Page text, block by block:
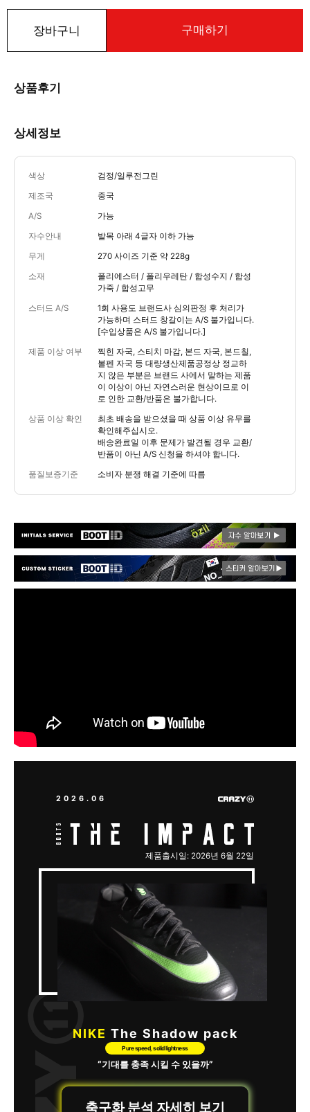
장바구니 구매하기
상품후기
상세정보
색상 검정/일루전그린
제조국 중국
A/S 가능
자수안내 발목 아래 4글자 이하 가능
무게 270 사이즈 기준 약 228g
소재
폴리에스터 / 폴리우레탄 / 합성수지 / 합성
가죽 / 합성고무
스터드 A/S
1회 사용도 브랜드사 심의판정 후 처리가
가능하며 스터드 창갈이는 A/S 불가입니다.
[수입상품은 A/S 불가입니다.]
제품 이상 여부
찍힌 자국, 스티치 마감, 본드 자국, 본드칠,
볼펜 자국 등 대량생산제품공정상 정교하
지 않은 부분은 브랜드 사에서 말하는 제품
이 이상이 아닌 자연스러운 현상이므로 이
로 인한 교환/반품은 불가합니다.
상품 이상 확인
최초 배송을 받으셨을 때 상품 이상 유무를
확인해주십시오.
배송완료일 이후 문제가 발견될 경우 교환/
반품이 아닌 A/S 신청을 하셔야 합니다.
품질보증기준 소비자 분쟁 해결 기준에 따름
2026.06
제품출시일: 2026년 6월 22일
NIKE The Shadow pack
Pure speed, solid lightness
“기대를 충족 시킬 수 있을까”
축구화 분석 자세히 보기